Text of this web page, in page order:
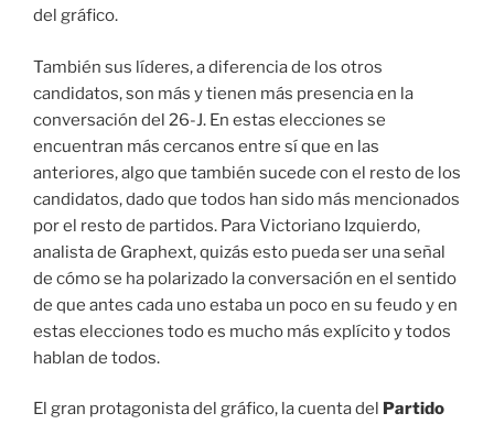
del gráfico.
También sus líderes, a diferencia de los otros
candidatos, son más y tienen más presencia en la
conversación del 26-J. En estas elecciones se
encuentran más cercanos entre sí que en las
anteriores, algo que también sucede con el resto de los
candidatos, dado que todos han sido más mencionados
por el resto de partidos. Para Victoriano Izquierdo,
analista de Graphext, quizás esto pueda ser una señal
de cómo se ha polarizado la conversación en el sentido
de que antes cada uno estaba un poco en su feudo y en
estas elecciones todo es mucho más explícito y todos
hablan de todos.
El gran protagonista del gráfico, la cuenta del
Partido